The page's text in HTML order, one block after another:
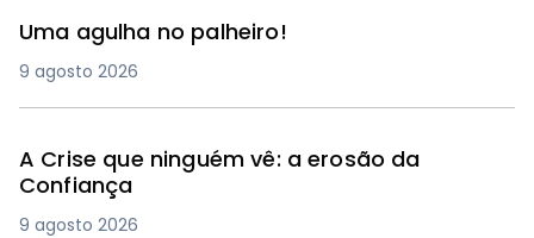
Uma agulha no palheiro!
9 agosto 2026
A Crise que ninguém vê: a erosão da
Confiança
9 agosto 2026